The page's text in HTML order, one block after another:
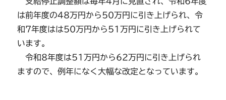
は前年度の48万円から50万円に引き上げられ、令
和7年度はは50万円から51万円に引き上げられて
います。
令和8年度は51万円から62万円に引き上げられ
ますので、例年になく大幅な改定となっています。